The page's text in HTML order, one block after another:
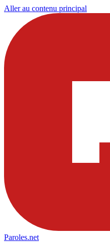
Aller au contenu principal
Paroles.net